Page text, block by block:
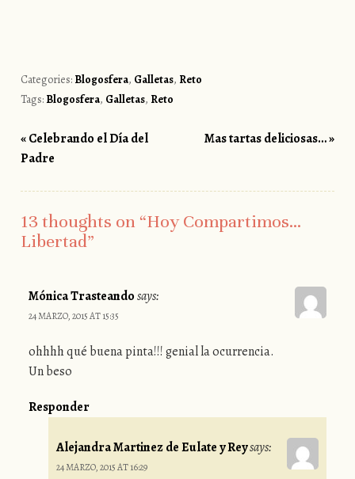
Categories: Blogosfera, Galletas, Reto
Tags: Blogosfera, Galletas, Reto
Post navigation
«Celebrando el Día del
Padre
Mas tartas deliciosas…»
13 thoughts on “Hoy Compartimos…
Libertad”
Mónica Trasteandosays:
24 MARZO, 2015 AT 15:35
ohhhh qué buena pinta!!! genial la ocurrencia.
Un beso
Responder
Alejandra Martinez de Eulate y Reysays:
24 MARZO, 2015 AT 16:29